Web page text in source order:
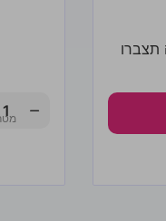
תצברו
−